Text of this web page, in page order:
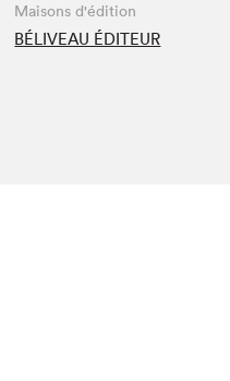
Maisons d'édition
BÉLIVEAU ÉDITEUR